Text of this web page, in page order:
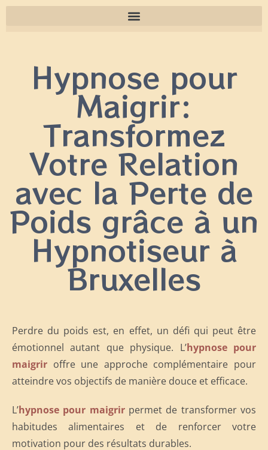
Hypnose pour
Maigrir:
Transformez
Votre Relation
avec la Perte de
Poids grâce à un
Hypnotiseur à
Bruxelles
Perdre du poids est, en effet, un défi qui peut être
émotionnel autant que physique. L’hypnose pour
maigrir offre une approche complémentaire pour
atteindre vos objectifs de manière douce et efficace.
L’hypnose pour maigrirpermet de transformer vos
habitudes alimentaires et de renforcer votre
motivation pour des résultats durables.